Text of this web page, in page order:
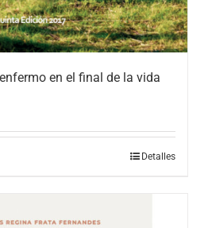
en el final de la vida
Detalles